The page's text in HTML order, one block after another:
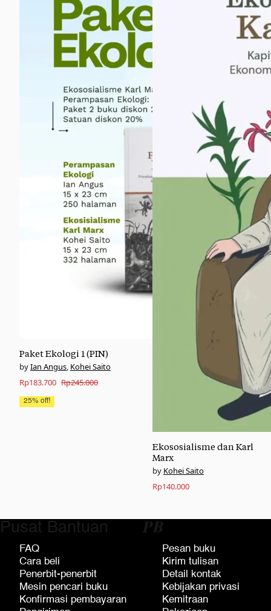
Paket Ekologi 1 (PIN)
Ian Angus, Kohei Saito
Rp245.000
Original
price
Rp183.700
Current
price
25% off!
Ekososialisme dan Karl
Marx
Kohei Saito
Rp140.000
Pusat Bantuan
FAQ
Cara beli
Penerbit-penerbit
Mesin pencari buku
Konfirmasi pembayaran
𝑷𝑩
Pesan buku
Kirim tulisan
Detail kontak
Kebijakan privasi
Kemitraan